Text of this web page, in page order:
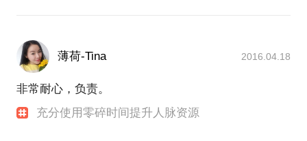
薄荷-Tina 2016.04.18
非常耐心，负责。
充分使用零碎时间提升人脉资源